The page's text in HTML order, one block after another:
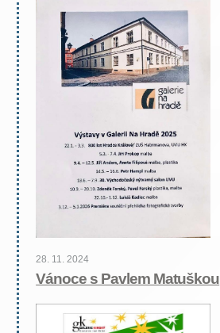
28. 11. 2024
Vánoce s Pavlem Matuškou